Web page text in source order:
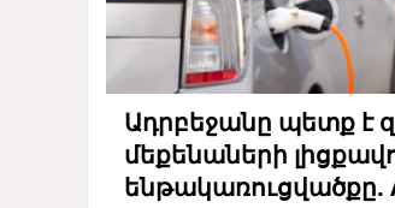
Ադրբեջանը պետք է
մեքենաների
ենթակառուցվածքը.